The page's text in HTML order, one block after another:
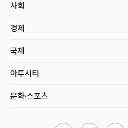
사회
경제
국제
아투시티
문화·스포츠